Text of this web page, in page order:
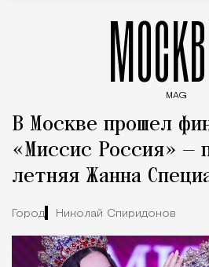
MAG
В Москве прошел
«Миссис Россия» —
летняя Жанна
Город Николай Спиридонов